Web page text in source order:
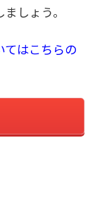
しょう。
てはこちらの